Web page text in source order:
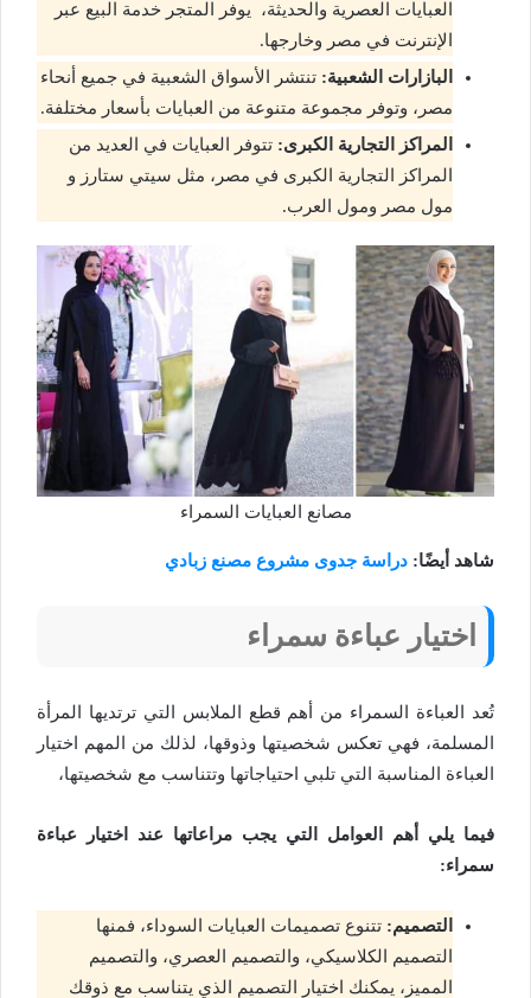
العبايات العصرية والحديثة، يوفر المتجر خدمة البيع عبر
الإنترنت في مصر وخارجها.
البازارات الشعبية: تنتشر الأسواق الشعبية في جميع أنحاء
مصر، وتوفر مجموعة متنوعة من العبايات بأسعار مختلفة.
المراكز التجارية الكبرى: تتوفر العبايات في العديد من
المراكز التجارية الكبرى في مصر، مثل سيتي ستارز و
مول مصر ومول العرب.
مصانع العبايات السمراء
شاهد أيضًا: دراسة جدوى مشروع مصنع زبادي
اختيار عباءة سمراء
تُعد العباءة السمراء من أهم قطع الملابس التي ترتديها المرأة
المسلمة، فهي تعكس شخصيتها وذوقها، لذلك من المهم اختيار
العباءة المناسبة التي تلبي احتياجاتها وتتناسب مع شخصيتها،
فيما يلي أهم العوامل التي يجب مراعاتها عند اختيار عباءة
سمراء:
التصميم: تتنوع تصميمات العبايات السوداء، فمنها
التصميم الكلاسيكي، والتصميم العصري، والتصميم
المميز، يمكنك اختيار التصميم الذي يتناسب مع ذوقك